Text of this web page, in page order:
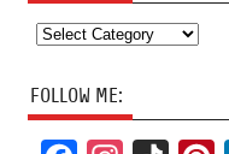
Categories
FOLLOW ME: